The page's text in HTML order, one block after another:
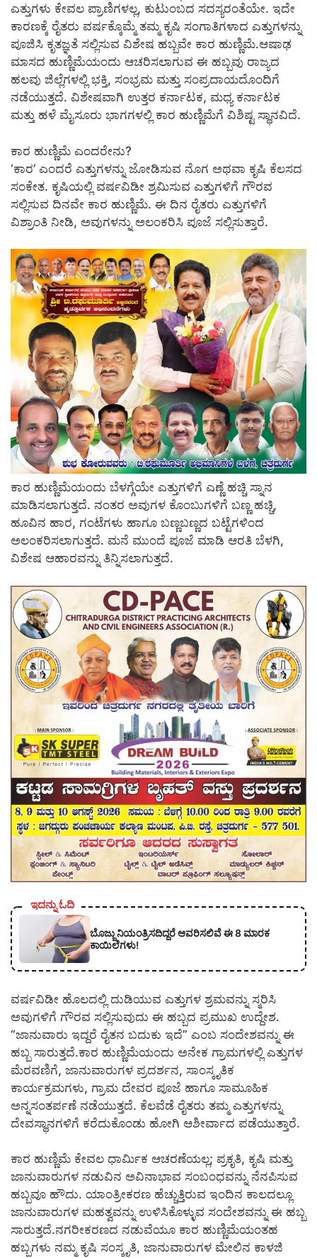
ಎತ್ತುಗಳು ಕೇವಲ ಪ್ರಾಣಿಗಳಲ್ಲ, ಕುಟುಂಬದ ಸದಸ್ಯರಂತೆಯೇ. ಇದೇ
ಕಾರಣಕ್ಕೆ ರೈತರು ವರ್ಷಕ್ಕೊಮ್ಮೆ ತಮ್ಮ ಕೃಷಿ ಸಂಗಾತಿಗಳಾದ ಎತ್ತುಗಳನ್ನು
ಪೂಜಿಸಿ ಕೃತಜ್ಞತೆ ಸಲ್ಲಿಸುವ ವಿಶೇಷ ಹಬ್ಬವೇ ಕಾರ ಹುಣ್ಣಿಮೆ.ಆಷಾಢ
ಮಾಸದ ಹುಣ್ಣಿಮೆಯಂದು ಆಚರಿಸಲಾಗುವ ಈ ಹಬ್ಬವು ರಾಜ್ಯದ
ಹಲವು ಜಿಲ್ಲೆಗಳಲ್ಲಿ ಭಕ್ತಿ, ಸಂಭ್ರಮ ಮತ್ತು ಸಂಪ್ರದಾಯದೊಂದಿಗೆ
ನಡೆಯುತ್ತದೆ. ವಿಶೇಷವಾಗಿ ಉತ್ತರ ಕರ್ನಾಟಕ, ಮಧ್ಯ ಕರ್ನಾಟಕ
ಮತ್ತು ಹಳೆ ಮೈಸೂರು ಭಾಗಗಳಲ್ಲಿ ಕಾರ ಹುಣ್ಣಿಮೆಗೆ ವಿಶಿಷ್ಟ ಸ್ಥಾನವಿದೆ.
ಕಾರ ಹುಣ್ಣಿಮೆ ಎಂದರೇನು?
‘ಕಾರ’ ಎಂದರೆ ಎತ್ತುಗಳನ್ನು ಜೋಡಿಸುವ ನೊಗ ಅಥವಾ ಕೃಷಿ ಕೆಲಸದ
ಸಂಕೇತ. ಕೃಷಿಯಲ್ಲಿ ವರ್ಷವಿಡೀ ಶ್ರಮಿಸುವ ಎತ್ತುಗಳಿಗೆ ಗೌರವ
ಸಲ್ಲಿಸುವ ದಿನವೇ ಕಾರ ಹುಣ್ಣಿಮೆ. ಈ ದಿನ ರೈತರು ಎತ್ತುಗಳಿಗೆ
ವಿಶ್ರಾಂತಿ ನೀಡಿ, ಅವುಗಳನ್ನು ಅಲಂಕರಿಸಿ ಪೂಜೆ ಸಲ್ಲಿಸುತ್ತಾರೆ.
ಕಾರ ಹುಣ್ಣಿಮೆಯಂದು ಬೆಳಗ್ಗೆಯೇ ಎತ್ತುಗಳಿಗೆ ಎಣ್ಣೆ ಹಚ್ಚಿ ಸ್ನಾನ
ಮಾಡಿಸಲಾಗುತ್ತದೆ. ನಂತರ ಅವುಗಳ ಕೊಂಬುಗಳಿಗೆ ಬಣ್ಣ ಹಚ್ಚಿ,
ಹೂವಿನ ಹಾರ, ಗಂಟೆಗಳು ಹಾಗೂ ಬಣ್ಣಬಣ್ಣದ ಬಟ್ಟೆಗಳಿಂದ
ಅಲಂಕರಿಸಲಾಗುತ್ತದೆ. ಮನೆ ಮುಂದೆ ಪೂಜೆ ಮಾಡಿ ಆರತಿ ಬೆಳಗಿ,
ವಿಶೇಷ ಆಹಾರವನ್ನು ತಿನ್ನಿಸಲಾಗುತ್ತದೆ.
ಇದನ್ನು ಓದಿ
ಬೊಜ್ಜು ನಿಯಂತ್ರಿಸದಿದ್ದರೆ ಆವರಿಸಲಿವೆ ಈ 8 ಮಾರಕ
ಕಾಯಿಲೆಗಳು!
ವರ್ಷವಿಡೀ ಹೊಲದಲ್ಲಿ ದುಡಿಯುವ ಎತ್ತುಗಳ ಶ್ರಮವನ್ನು ಸ್ಮರಿಸಿ
ಅವುಗಳಿಗೆ ಗೌರವ ಸಲ್ಲಿಸುವುದು ಈ ಹಬ್ಬದ ಪ್ರಮುಖ ಉದ್ದೇಶ.
“ಜಾನುವಾರು ಇದ್ದರೆ ರೈತನ ಬದುಕು ಇದೆ” ಎಂಬ ಸಂದೇಶವನ್ನು ಈ
ಹಬ್ಬ ಸಾರುತ್ತದೆ.ಕಾರ ಹುಣ್ಣಿಮೆಯಂದು ಅನೇಕ ಗ್ರಾಮಗಳಲ್ಲಿ ಎತ್ತುಗಳ
ಮೆರವಣಿಗೆ, ಜಾನುವಾರುಗಳ ಪ್ರದರ್ಶನ, ಸಾಂಸ್ಕೃತಿಕ
ಕಾರ್ಯಕ್ರಮಗಳು, ಗ್ರಾಮ ದೇವರ ಪೂಜೆ ಹಾಗೂ ಸಾಮೂಹಿಕ
ಅನ್ನಸಂತರ್ಪಣೆ ನಡೆಯುತ್ತದೆ. ಕೆಲವೆಡೆ ರೈತರು ತಮ್ಮ ಎತ್ತುಗಳನ್ನು
ದೇವಸ್ಥಾನಗಳಿಗೆ ಕರೆದುಕೊಂಡು ಹೋಗಿ ಆಶೀರ್ವಾದ ಪಡೆಯುತ್ತಾರೆ.
ಕಾರ ಹುಣ್ಣಿಮೆ ಕೇವಲ ಧಾರ್ಮಿಕ ಆಚರಣೆಯಲ್ಲ; ಪ್ರಕೃತಿ, ಕೃಷಿ ಮತ್ತು
ಜಾನುವಾರುಗಳ ನಡುವಿನ ಅವಿನಾಭಾವ ಸಂಬಂಧವನ್ನು ನೆನಪಿಸುವ
ಹಬ್ಬವೂ ಹೌದು. ಯಾಂತ್ರೀಕರಣ ಹೆಚ್ಚುತ್ತಿರುವ ಇಂದಿನ ಕಾಲದಲ್ಲೂ
ಜಾನುವಾರುಗಳ ಮಹತ್ವವನ್ನು ಉಳಿಸಿಕೊಳ್ಳುವ ಸಂದೇಶವನ್ನು ಈ ಹಬ್ಬ
ಸಾರುತ್ತದೆ.ನಗರೀಕರಣದ ನಡುವೆಯೂ ಕಾರ ಹುಣ್ಣಿಮೆಯಂತಹ
ಹಬ್ಬಗಳು ನಮ್ಮ ಕೃಷಿ ಸಂಸ್ಕೃತಿ, ಜಾನುವಾರುಗಳ ಮೇಲಿನ ಕಾಳಜಿ